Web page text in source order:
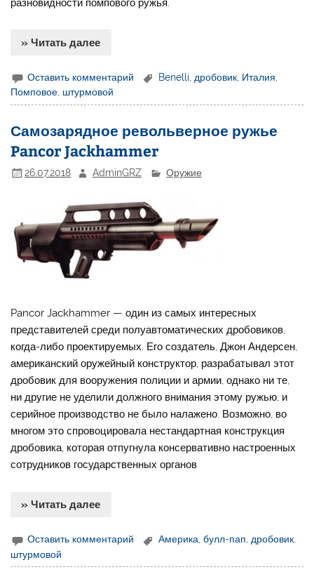
разновидности помпового ружья.
» Читать далее
Оставить комментарий Benelli дробовик Италия
Помповое, штурмовой
Самозарядное револьверное ружье
Pancor Jackhammer
26.07.2018 AdminGRZ Оружие
Pancor Jackhammer — один из самых интересных
представителей среди полуавтоматических дробовиков,
когда-либо проектируемых. Его создатель, Джон Андерсен,
американский оружейный конструктор, разрабатывал этот
дробовик для вооружения полиции и армии, однако ни те,
ни другие не уделили должного внимания этому ружью, и
серийное производство не было налажено. Возможно, во
многом это спровоцировала нестандартная конструкция
дробовика, которая отпугнула консервативно настроенных
сотрудников государственных органов
» Читать далее
Оставить комментарий Америка ,булл-пап дробовик
штурмовой